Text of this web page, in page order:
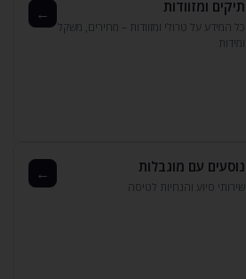
תיקים ומזוודות
כל המידע על טרולי ומזוודות – מחירים‚ משקל
ומידות
←
נוסעים עם מוגבלות
שירותי סיוע והנחיות לטיסה
←